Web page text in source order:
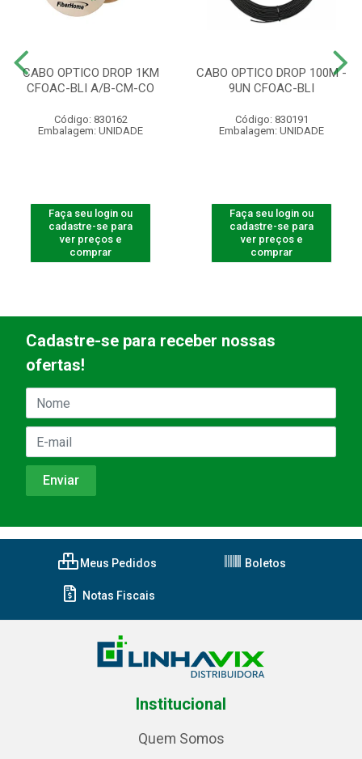
CABO OPTICO DROP 1KM
CFOAC-BLI A/B-CM-CO
Código: 830162
Embalagem: UNIDADE
Faça seu login ou
cadastre-se para
ver preços e
comprar
CABO OPTICO DROP 100M -
9UN CFOAC-BLI
Código: 830191
Embalagem: UNIDADE
Faça seu login ou
cadastre-se para
ver preços e
comprar
Cadastre-se para receber nossas
ofertas!
Meus Pedidos Boletos
Notas Fiscais
Institucional
Quem Somos